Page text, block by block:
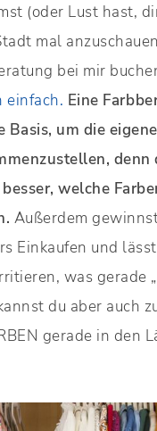
(oder Lust hast,
mal
bei mir
einfach. Eine
Basis, um die
denn
welche
Außerdem
Einkaufen und
was gerade
du aber auch
gerade in den